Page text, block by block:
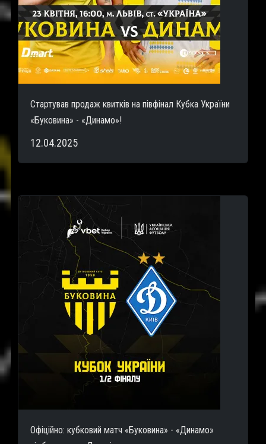
Стартував продаж квитків на півфінал Кубка України
«Буковина» - «Динамо»!
12.04.2025
Офіційно: кубковий матч «Буковина» - «Динамо»